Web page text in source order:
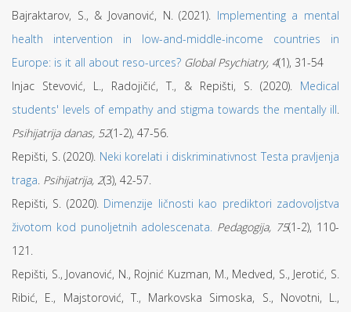
Bajraktarov, S., & Jovanović, N. (2021). Implementing a mental
health intervention in low-and-middle-income countries in
Europe: is it all about reso-urces? Global Psychiatry, 4(1), 31-54
Injac Stevović, L., Radojičić, T., & Repišti, S. (2020). Medical
students' levels of empathy and stigma towards the mentally ill.
Psihijatrija danas, 52(1-2), 47-56.
Repišti, S. (2020). Neki korelati i diskriminativnost Testa pravljenja
traga. Psihijatrija, 2(3), 42-57.
Repišti, S. (2020). Dimenzije ličnosti kao prediktori zadovoljstva
životom kod punoljetnih adolescenata. Pedagogija, 75(1-2), 110-
121.
Repišti, S., Jovanović, N., Rojnić Kuzman, M., Medved, S., Jerotić, S.
Ribić, E., Majstorović, T., Markovska Simoska, S., Novotni, L.,